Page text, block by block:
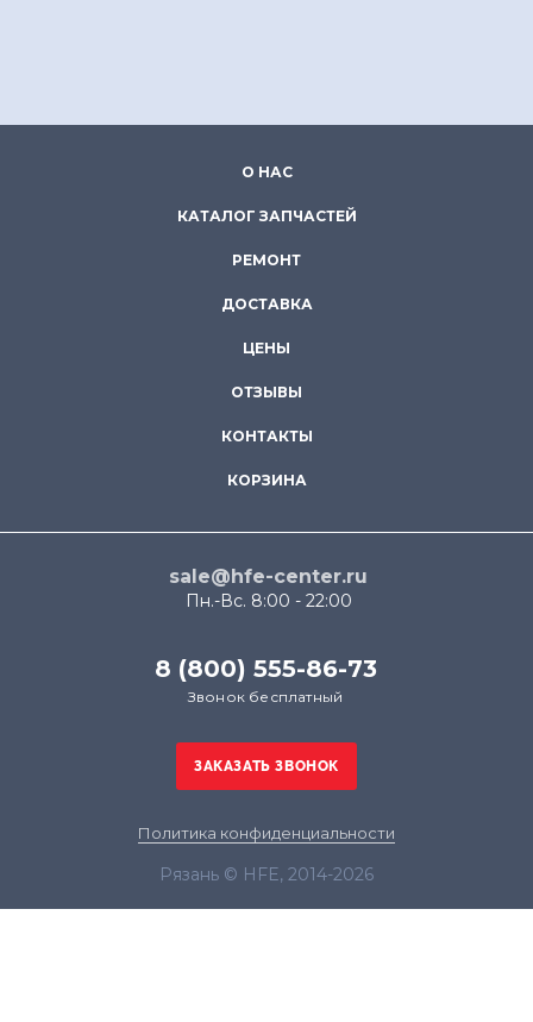
О НАС
КАТАЛОГ ЗАПЧАСТЕЙ
РЕМОНТ
ДОСТАВКА
ЦЕНЫ
ОТЗЫВЫ
КОНТАКТЫ
КОРЗИНА
sale@hfe-center.ru
Пн.-Вс. 8:00 - 22:00
8 (800) 555-86-73
Звонок бесплатный
Политика конфиденциальности
Рязань © HFE, 2014-2026